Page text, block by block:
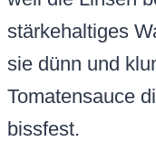
stärkehaltiges
sie dünn und
Tomatensauce
bissfest.